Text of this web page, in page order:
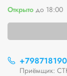
Открыто до 18:00
Приёмщик: